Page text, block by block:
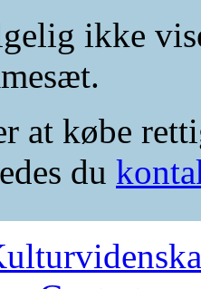
ikke
at købe
du